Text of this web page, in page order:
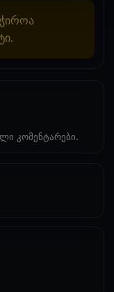
კომენტარები.